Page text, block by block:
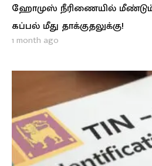
ஹோமுஸ் நீரிணையில் மீண்டும்
கப்பல் மீது தாக்குதலுக்கு!
1 month ago